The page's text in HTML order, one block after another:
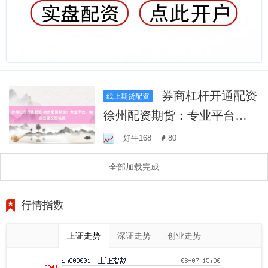
线上期货配资
徐州配资期货：专业平台，
助您把握投资机遇
好牛168 80
全部加载完成
行情指数
上证走势 深证走势 创业走势